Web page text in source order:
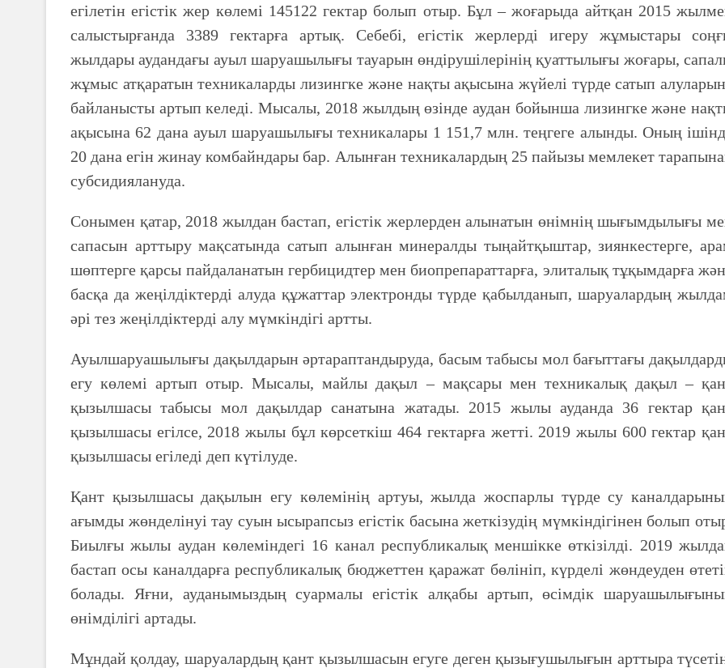
егілетін егістік жер көлемі 145122 гектар болып отыр. Бұл – жоғарыда айтқан 2015
салыстырғанда 3389 гектарға артық. Себебі, егістік жерлерді игеру жұмыстары
жылдары аудандағы ауыл шаруашылығы тауарын өндірушілерінің қуаттылығы жоғары,
жұмыс атқаратын техникаларды лизингке және нақты ақысына жүйелі түрде сатып
байланысты артып келеді. Мысалы, 2018 жылдың өзінде аудан бойынша лизингке және
ақысына 62 дана ауыл шаруашылығы техникалары 1 151,7 млн. теңгеге алынды. Оның
20 дана егін жинау комбайндары бар. Алынған техникалардың 25 пайызы мемлекет
субсидиялануда.
Сонымен қатар, 2018 жылдан бастап, егістік жерлерден алынатын өнімнің шығымдылығы
сапасын арттыру мақсатында сатып алынған минералды тыңайтқыштар, зиянкестерге,
шөптерге қарсы пайдаланатын гербицидтер мен биопрепараттарға, элиталық тұқымдарға
басқа да жеңілдіктерді алуда құжаттар электронды түрде қабылданып, шаруалардың
әрі тез жеңілдіктерді алу мүмкіндігі артты.
Ауылшаруашылығы дақылдарын әртараптандыруда, басым табысы мол бағыттағы
егу көлемі артып отыр. Мысалы, майлы дақыл – мақсары мен техникалық дақыл –
қызылшасы табысы мол дақылдар санатына жатады. 2015 жылы ауданда 36 гектар
қызылшасы егілсе, 2018 жылы бұл көрсеткіш 464 гектарға жетті. 2019 жылы 600 гектар
қызылшасы егіледі деп күтілуде.
Қант қызылшасы дақылын егу көлемінің артуы, жылда жоспарлы түрде су
ағымды жөнделінуі тау суын ысырапсыз егістік басына жеткізудің мүмкіндігінен болып
Биылғы жылы аудан көлеміндегі 16 канал республикалық меншікке өткізілді. 2019
бастап осы каналдарға республикалық бюджеттен қаражат бөлініп, күрделі жөндеуден
болады. Яғни, ауданымыздың суармалы егістік алқабы артып, өсімдік
өнімділігі артады.
Мұндай қолдау, шаруалардың қант қызылшасын егуге деген қызығушылығын арттыра